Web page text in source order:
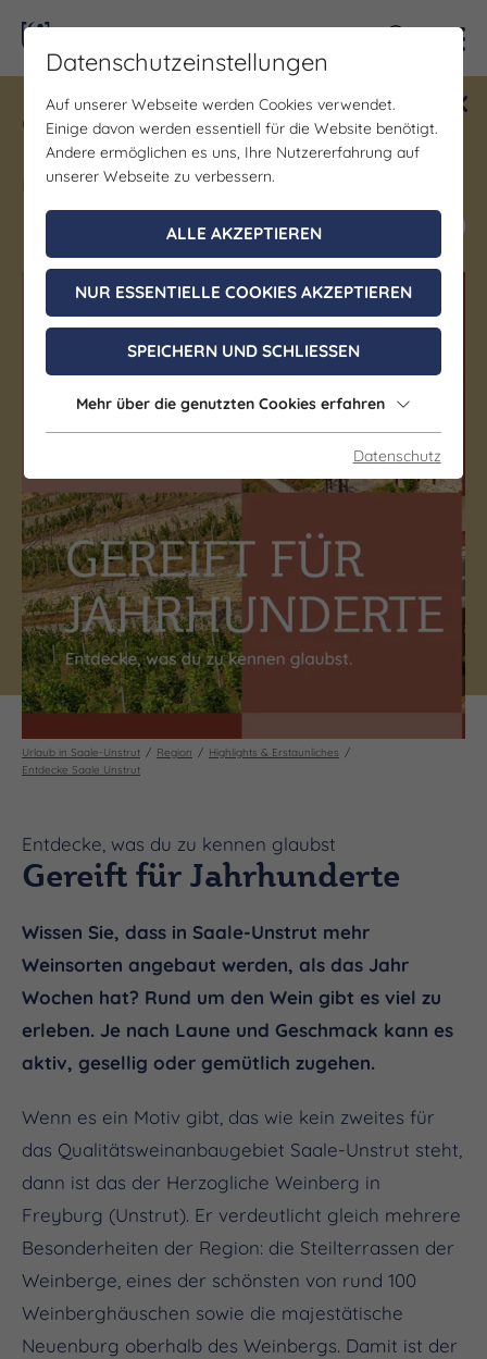
Gewinne ein Blind Date mit Saale-
Unstrut! Teilnahme vom 1.7. - 18.12.
möglich.
Jetzt mitmachen
Urlaub in Saale-Unstrut Region
Highlights & Erstaunliches
Entdecke Saale Unstrut
Entdecke, was du zu kennen glaubst
Gereift für Jahrhunderte
Wissen Sie, dass in Saale-Unstrut mehr
Weinsorten angebaut werden, als das Jahr
Wochen hat? Rund um den Wein gibt es viel zu
erleben. Je nach Laune und Geschmack kann es
aktiv, gesellig oder gemütlich zugehen.
Wenn es ein Motiv gibt, das wie kein zweites für
das Qualitätsweinanbaugebiet Saale-Unstrut steht,
dann ist das der Herzogliche Weinberg in
Freyburg (Unstrut). Er verdeutlicht gleich mehrere
Besonderheiten der Region: die Steilterrassen der
Weinberge, eines der schönsten von rund 100
Weinberghäuschen sowie die majestätische
Neuenburg oberhalb des Weinbergs. Damit ist der
Datenschutzeinstellungen
Auf unserer Webseite werden Cookies verwendet.
Einige davon werden essentiell für die Website benötigt.
Andere ermöglichen es uns, Ihre Nutzererfahrung auf
unserer Webseite zu verbessern.
ALLE AKZEPTIEREN
NUR ESSENTIELLE COOKIES AKZEPTIEREN
SPEICHERN UND SCHLIESSEN
Mehr über die genutzten Cookies erfahren
Datenschutz